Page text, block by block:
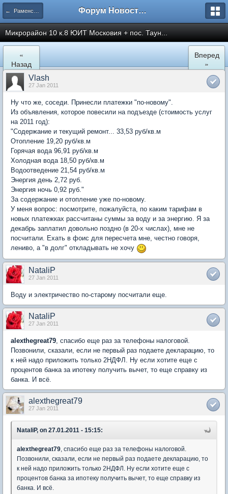
← Раменское Форум Новостройки
Микрорайон 10 к.8 ЮИТ Московия + пос. Таун...
«
Назад
Вперед
»
Vlash
27 Jan 2011
Ну что же, соседи. Принесли платежки "по-новому".
Из объявления, которое повесили на подъезде (стоимость услуг
на 2011 год):
"Содержание и текущий ремонт... 33,53 руб/кв.м
Отопление 19,20 руб/кв.м
Горячая вода 96,91 руб/кв.м
Холодная вода 18,50 руб/кв.м
Водоотведение 21,54 руб/кв.м
Энергия день 2,72 руб.
Энергия ночь 0,92 руб."
За содержание и отопление уже по-новому.
У меня вопрос: посмотрите, пожалуйста, по каким тарифам в
новых платежках рассчитаны суммы за воду и за энергию. Я за
декабрь заплатил довольно поздно (в 20-х числах), мне не
посчитали. Ехать в фоис для пересчета мне, честно говоря,
лениво, а "в долг" откладывать не хочу
NataliP
27 Jan 2011
Воду и электричество по-старому посчитали еще.
NataliP
27 Jan 2011
alexthegreat79 , спасибо еще раз за телефоны налоговой.
Позвонили, сказали, если не первый раз подаете декларацию, то
к ней надо приложить только 2НДФЛ. Ну если хотите еще с
процентов банка за ипотеку получить вычет, то еще справку из
банка. И всё.
alexthegreat79
27 Jan 2011
NataliP, on 27.01.2011 - 15:15:
alexthegreat79 , спасибо еще раз за телефоны налоговой.
Позвонили, сказали, если не первый раз подаете декларацию, то
к ней надо приложить только 2НДФЛ. Ну если хотите еще с
процентов банка за ипотеку получить вычет, то еще справку из
банка. И всё.